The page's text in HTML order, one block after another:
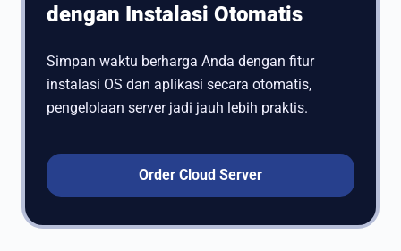
dengan Instalasi Otomatis
Simpan waktu berharga Anda dengan fitur
instalasi OS dan aplikasi secara otomatis,
pengelolaan server jadi jauh lebih praktis.
Order Cloud Server